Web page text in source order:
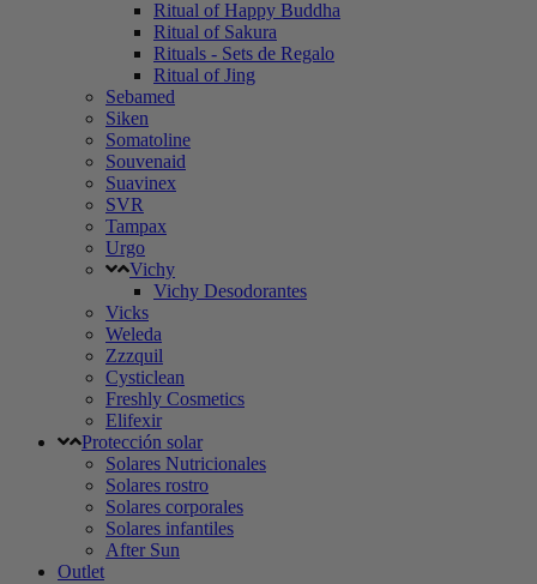
Ritual of Happy Buddha
Ritual of Sakura
Rituals - Sets de Regalo
Ritual of Jing
Sebamed
Siken
Somatoline
Souvenaid
Suavinex
SVR
Tampax
Urgo
Vichy
Vichy Desodorantes
Vicks
Weleda
Zzzquil
Cysticlean
Freshly Cosmetics
Elifexir
Protección solar
Solares Nutricionales
Solares rostro
Solares corporales
Solares infantiles
After Sun
Outlet